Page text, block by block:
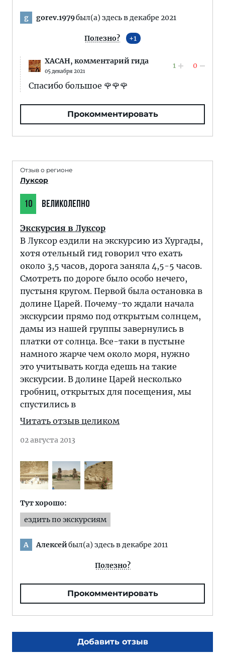
g gorev.1979был(а) здесь в декабре 2021
Полезно? 1
XACAH, комментарий гида
05 декабря 2021
1 0
Спасибо большое 🌹🌹🌹
Прокомментировать
Отзыв о регионе
Луксор
10 ВЕЛИКОЛЕПНО
Экскурсия в Луксор
В Луксор ездили на экскурсию из Хургады,
хотя отельный гид говорил что ехать
около 3,5 часов, дорога заняла 4,5-5 часов.
Смотреть по дороге было особо нечего,
пустыня кругом. Первой была остановка в
долине Царей. Почему-то ждали начала
экскурсии прямо под открытым солнцем,
дамы из нашей группы завернулись в
платки от солнца. Все-таки в пустыне
намного жарче чем около моря, нужно
это учитывать когда едешь на такие
экскурсии. В долине Царей несколько
гробниц, открытых для посещения, мы
спустились в
Читать отзыв целиком
02 августа 2013
Тут хорошо:
ездить по экскурсиям
А Алексейбыл(а) здесь в декабре 2011
Полезно?
Прокомментировать
Добавить отзыв